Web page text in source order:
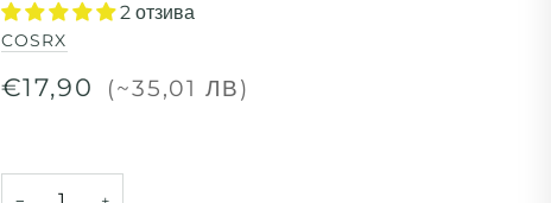
2 отзива
COSRX
€17,90 (~35,01 ЛВ)